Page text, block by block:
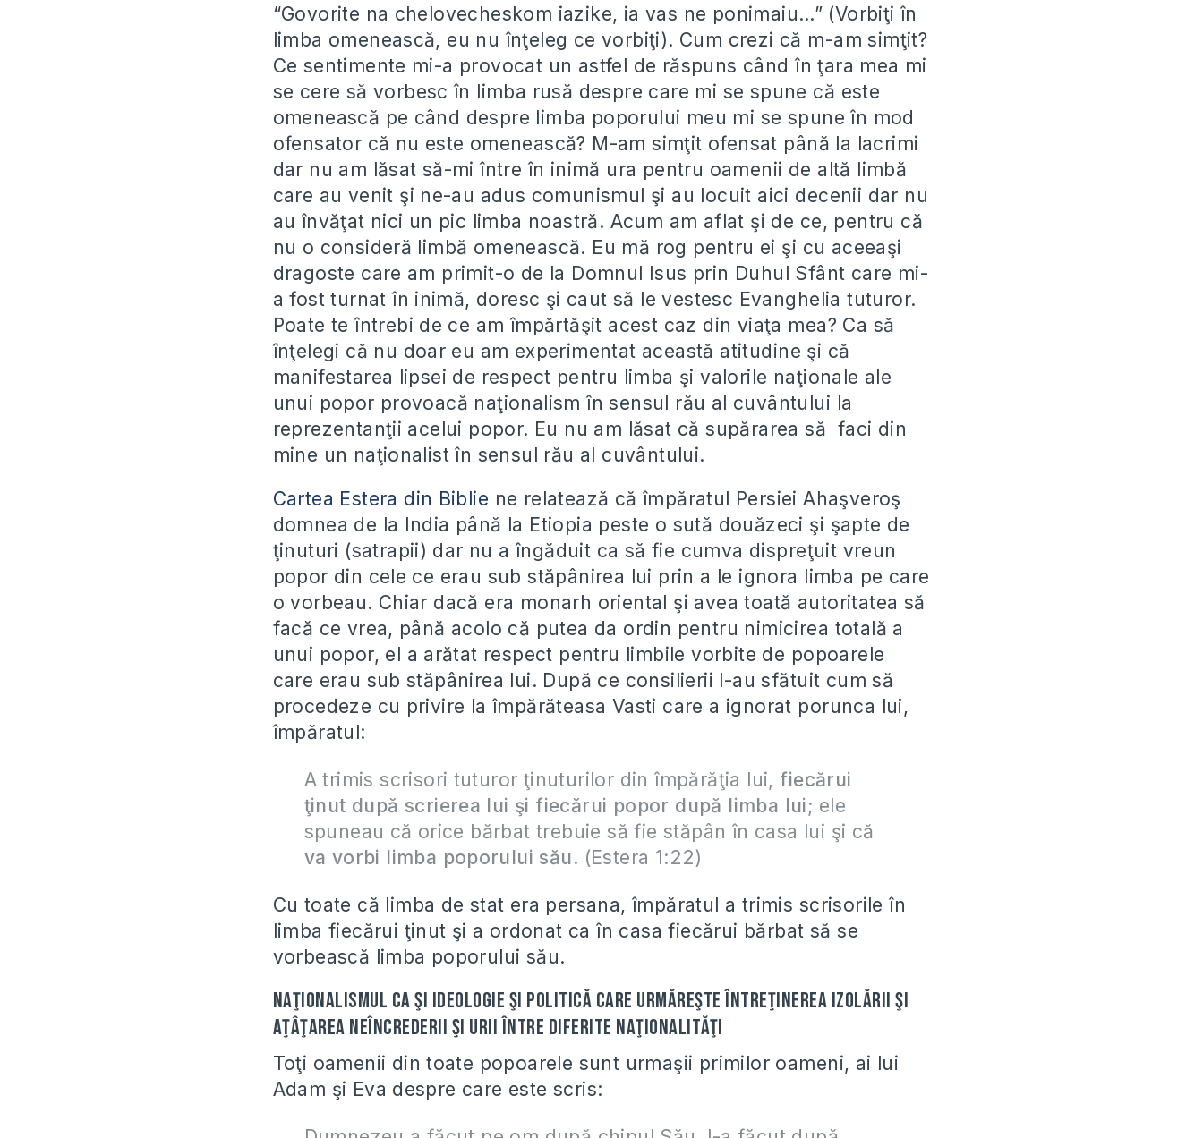
“Govorite na chelovecheskom iazike, ia vas ne ponimaiu…” (Vorbiţi în
limba omenească, eu nu înţeleg ce vorbiţi). Cum crezi că m-am simţit?
Ce sentimente mi-a provocat un astfel de răspuns când în ţara mea mi
se cere să vorbesc în limba rusă despre care mi se spune că este
omenească pe când despre limba poporului meu mi se spune în mod
ofensator că nu este omenească? M-am simţit ofensat până la lacrimi
dar nu am lăsat să-mi între în inimă ura pentru oamenii de altă limbă
care au venit şi ne-au adus comunismul şi au locuit aici decenii dar nu
au învăţat nici un pic limba noastră. Acum am aflat şi de ce, pentru că
nu o consideră limbă omenească. Eu mă rog pentru ei şi cu aceeaşi
dragoste care am primit-o de la Domnul Isus prin Duhul Sfânt care mi-
a fost turnat în inimă, doresc şi caut să le vestesc Evanghelia tuturor.
Poate te întrebi de ce am împărtăşit acest caz din viaţa mea? Ca să
înţelegi că nu doar eu am experimentat această atitudine şi că
manifestarea lipsei de respect pentru limba şi valorile naţionale ale
unui popor provoacă naţionalism în sensul rău al cuvântului la
reprezentanţii acelui popor. Eu nu am lăsat că supărarea să faci din
mine un naţionalist în sensul rău al cuvântului.
Cartea Estera din Biblie ne relatează că împăratul Persiei Ahaşveroş
domnea de la India până la Etiopia peste o sută douăzeci şi şapte de
ţinuturi (satrapii) dar nu a îngăduit ca să fie cumva dispreţuit vreun
popor din cele ce erau sub stăpânirea lui prin a le ignora limba pe care
o vorbeau. Chiar dacă era monarh oriental şi avea toată autoritatea să
facă ce vrea, până acolo că putea da ordin pentru nimicirea totală a
unui popor, el a arătat respect pentru limbile vorbite de popoarele
care erau sub stăpânirea lui. După ce consilierii l-au sfătuit cum să
procedeze cu privire la împărăteasa Vasti care a ignorat porunca lui,
împăratul:
A trimis scrisori tuturor ţinuturilor din împărăţia lui, fiecărui
ţinut după scrierea lui şi fiecărui popor după limba lui; ele
spuneau că orice bărbat trebuie să fie stăpân în casa lui şi că
va vorbi limba poporului său. (Estera 1:22)
Cu toate că limba de stat era persana, împăratul a trimis scrisorile în
limba fiecărui ţinut şi a ordonat ca în casa fiecărui bărbat să se
vorbească limba poporului său.
Naţionalismul ca şi ideologie şi politică care urmăreşte întreţinerea izolării şi
aţâţarea neîncrederii şi urii între diferite naţionalităţi
Toţi oamenii din toate popoarele sunt urmaşii primilor oameni, ai lui
Adam şi Eva despre care este scris: